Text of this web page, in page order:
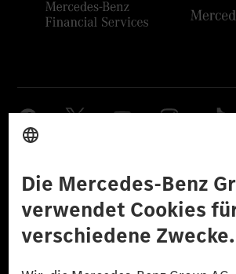
Datenschutz Lizenzhinweise Dritter
© 2026 Mercedes-Benz Group AG. Alle Rechte